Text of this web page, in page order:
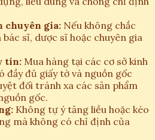
chuyên gia: Nếu không chắc
bác sĩ, dược sĩ hoặc chuyên gia
tín: Mua hàng tại các cơ sở kinh
đầy đủ giấy tờ và nguồn gốc
đối tránh xa các sản phẩm
gốc.
Không tự ý tăng liều hoặc kéo
mà không có chỉ định của